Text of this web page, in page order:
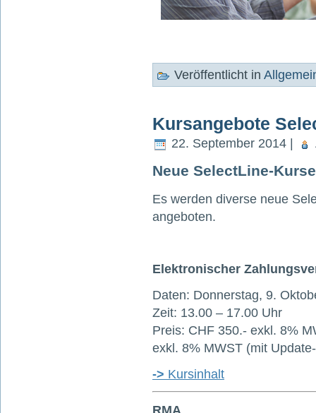
Veröffentlicht in
Kursangebote
22. September 2014 |
Neue SelectLine-Kurse
Es werden diverse neue
angeboten.
Elektronischer
Daten: Donnerstag, 9.
Zeit: 13.00 – 17.00 Uhr
Preis: CHF 350.- exkl. 8%
exkl. 8% MWST (mit
-> Kursinhalt
RMA